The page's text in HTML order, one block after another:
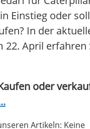
Einstieg oder
In der
22. April erfahren
oder
Artikeln: Keine